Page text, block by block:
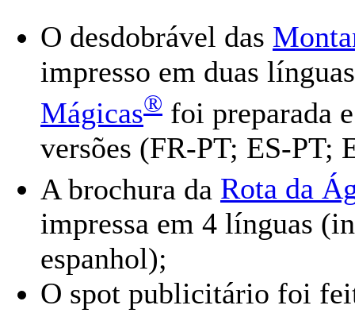
O desdobrável das
impresso em duas
Mágicas® foi preparada
versões (FR-PT; ES-PT;
A brochura da Rota da
impressa em 4 línguas
espanhol);
O spot publicitário foi